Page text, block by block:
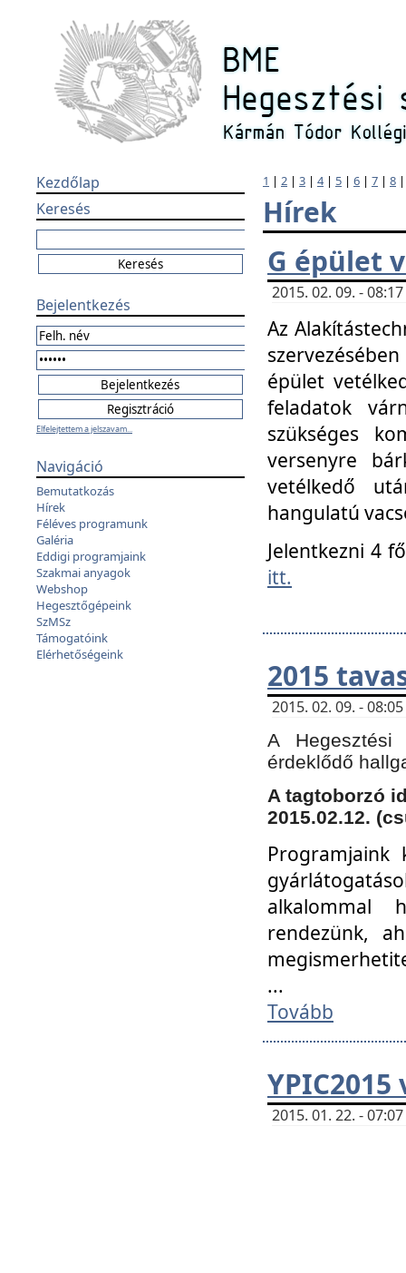
Kezdőlap
Keresés
Bejelentkezés
Elfelejtettem a jelszavam...
Navigáció
Bemutatkozás
Hírek
Féléves programunk
Galéria
Eddigi programjaink
Szakmai anyagok
Webshop
Hegesztőgépeink
SzMSz
Támogatóink
Elérhetőségeink
1 | 2 | 3 | 4| 5 | 6 | 7 | 8
Hírek
G épület
2015. 02. 09. -
Az
épület
feladatok
szükséges
versenyre
vetélkedő
hangulatú
Jelentkezni 4
itt.
2015
2015. 02. 09. -
A
érdeklődő
A tagtoborzó
2015.02.12.
Programjaink
alkalommal
rendezünk,
...
Tovább
YPIC2015
2015. 01. 22. -